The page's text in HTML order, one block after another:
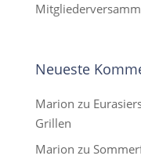
Neueste
Marion zu
Grillen
Marion zu